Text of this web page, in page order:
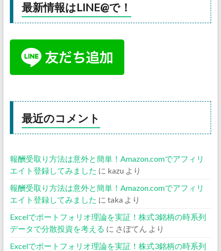
最新情報はLINE@で！
最近のコメント
報酬受取り方法は意外と簡単！Amazon.comでアフィリ
エイト登録してみました に kazu より
報酬受取り方法は意外と簡単！Amazon.comでアフィリ
エイト登録してみました に taka より
Excelでポートフォリオ理論を実証！株式3銘柄の時系列
データで分散投資を考える に さぼてん より
Excelでポートフォリオ理論を実証！株式3銘柄の時系列